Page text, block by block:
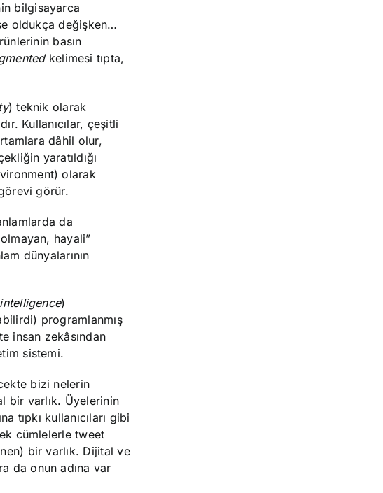
bilgisayarca
oldukça değişken…
basın
kelimesi tıpta,
) teknik olarak
Kullanıcılar, çeşitli
dâhil olur,
yaratıldığı
olarak
görür.
da
hayali”
dünyalarının
)
programlanmış
insan zekâsından
sistemi.
bizi nelerin
bir varlık. Üyelerinin
tıpkı kullanıcıları gibi
cümlelerle tweet
bir varlık. Dijital ve
da onun adına var